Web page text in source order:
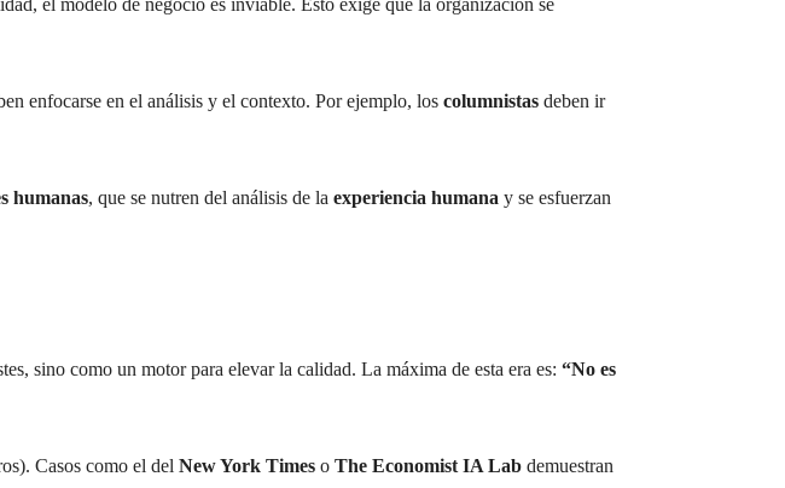
enfocarse en el análisis y el contexto. Por ejemplo, los columnistas deben ir
humanas, que se nutren del análisis de la experiencia humana y se esfuerzan
sino como un motor para elevar la calidad. La máxima de esta era es: “No es
Casos como el del New York Times o The Economist IA Lab demuestran